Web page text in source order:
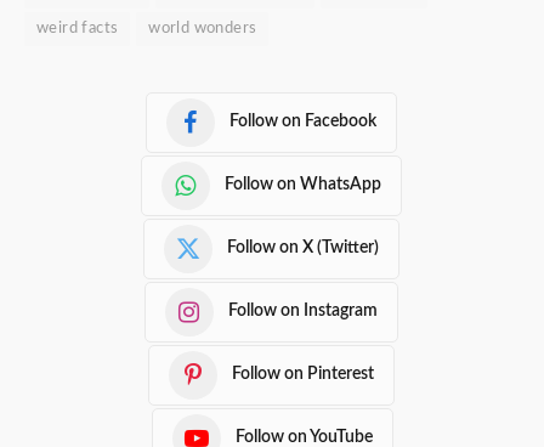
weird facts world wonders
Follow on Facebook
Follow on WhatsApp
Follow on X (Twitter)
Follow on Instagram
Follow on Pinterest
Follow on YouTube